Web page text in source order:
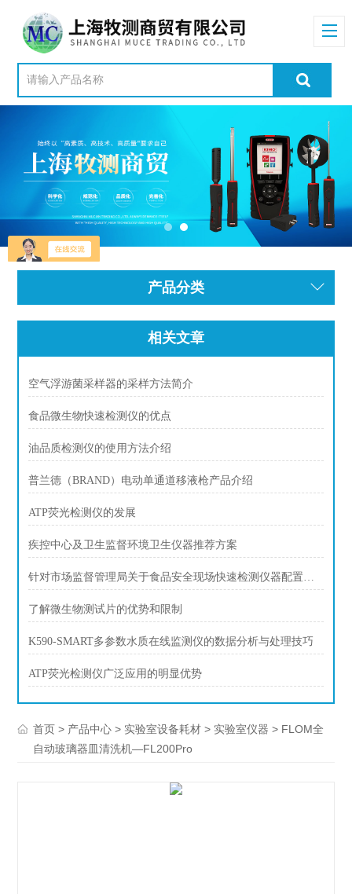
产品分类
相关文章
空气浮游菌采样器的采样方法简介
食品微生物快速检测仪的优点
油品质检测仪的使用方法介绍
普兰德（BRAND）电动单通道移液枪产品介绍
ATP荧光检测仪的发展
疾控中心及卫生监督环境卫生仪器推荐方案
针对市场监督管理局关于食品安全现场快速检测仪器配置方案
了解微生物测试片的优势和限制
K590-SMART多参数水质在线监测仪的数据分析与处理技巧
ATP荧光检测仪广泛应用的明显优势
首页 > 产品中心 > 实验室设备耗材 > 实验室仪器 > FLOM全
自动玻璃器皿清洗机—FL200Pro